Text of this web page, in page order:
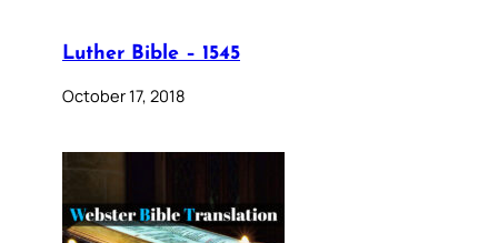
Luther Bible – 1545
October 17, 2018